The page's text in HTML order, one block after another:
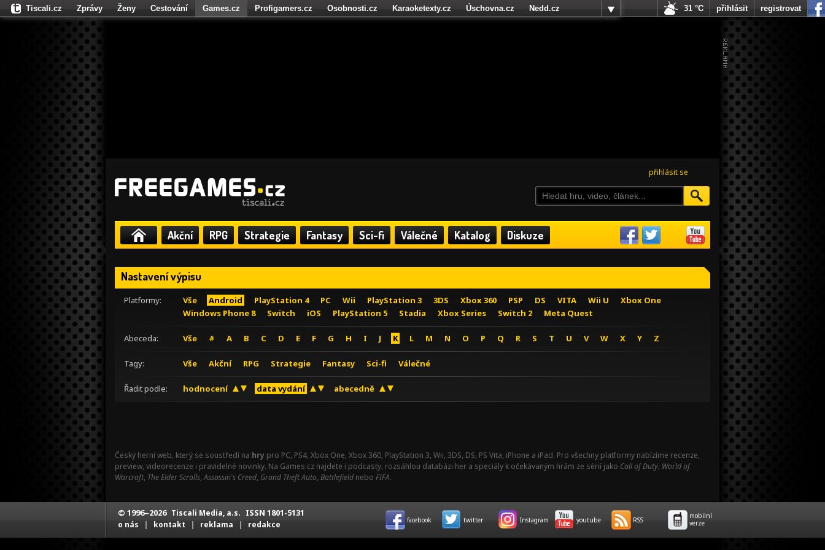
přihlásit se
Akční RPG Strategie Fantasy Sci-fi Válečné Katalog Diskuze
Nastavení výpisu
Platformy: Vše Android PlayStation 4 PC Wii PlayStation 3 3DS Xbox 360 PSP DS VITA Wii U
Xbox One
Windows Phone 8
Switch iOS PlayStation 5 Stadia Xbox Series Switch 2 Meta Quest
Abeceda: Vše # A B C D E F G H I J K L M N O P Q R S T U V W X Y Z
Tagy: Vše Akční RPG Strategie Fantasy Sci-fi Válečné
Řadit podle: hodnocení data vydání abecedně
Český herní web, který se soustředí na hry pro PC, PS4, Xbox One, Xbox 360, PlayStation 3, Wii, 3DS, DS, PS Vita, iPhone a iPad. Pro všechny platformy nabízíme recenze,
preview, videorecenze i pravidelné novinky. Na Games.cz najdete i podcasty, rozsáhlou databázi her a speciály k očekávaným hrám ze sérií jako Call of Duty, World of
Warcraft, The Elder Scrolls,Assassin's Creed, Grand Theft Auto, Battlefield nebo FIFA.
Tiscali.cz Zprávy Ženy Cestování Games.cz Profigamers.cz Osobnosti.cz Karaoketexty.cz Úschovna.cz
Nedd.cz
Fights.cz
31 °C přihlásit registrovat
© 1996–2026 Tiscali Media, a.s. ISSN 1801-5131
o nás | kontakt | reklama | redakce facebook twitter Instagram youtube RSS
mobilní
verze